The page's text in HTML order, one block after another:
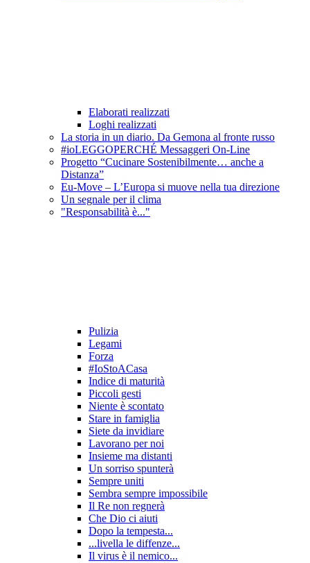
Elaborati realizzati
Loghi realizzati
La storia in un diario. Da Gemona al fronte russo
#ioLEGGOPERCHÉ Messaggeri On-Line
Progetto “Cucinare Sostenibilmente… anche a
Distanza”
Eu-Move – L’Europa si muove nella tua direzione
Un segnale per il clima
"Responsabilità è..."
Pulizia
Legami
Forza
#IoStoACasa
Indice di maturità
Piccoli gesti
Niente è scontato
Stare in famiglia
Siete da invidiare
Lavorano per noi
Insieme ma distanti
Un sorriso spunterà
Sempre uniti
Sembra sempre impossibile
Il Re non regnerà
Che Dio ci aiuti
Dopo la tempesta...
...livella le diffenze...
Il virus è il nemico...